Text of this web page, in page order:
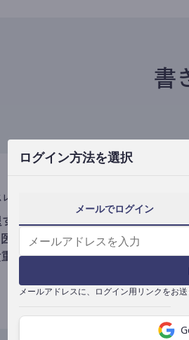
ログイン方法を選択
メールでログイン
メールアドレスに、ログイン用リンクをお送
書
ター
るメ
療記事
な存
い距離で執筆でき